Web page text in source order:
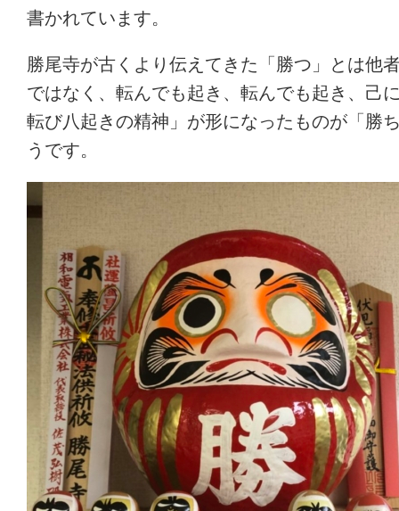
書かれています。
勝尾寺が古くより伝えてきた「勝つ」とは他
ではなく、転んでも起き、転んでも起き、己
転び八起きの精神」が形になったものが「勝
うです。